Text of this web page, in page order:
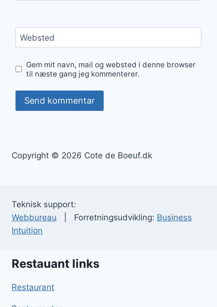
Websted
Gem mit navn, mail og websted i denne browser
til næste gang jeg kommenterer.
Copyright © 2026 Cote de Boeuf.dk
Teknisk support:
Webbureau | Forretningsudvikling: Business
Intuition
Restauant links
Restaurant